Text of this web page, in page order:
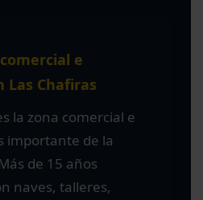
e
Chafiras
la zona comercial e
importante de la
de 15 años
naves, talleres,